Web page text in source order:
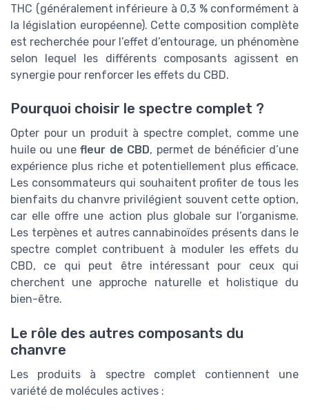
THC (généralement inférieure à 0,3 % conformément à
la législation européenne). Cette composition complète
est recherchée pour l’effet d’entourage, un phénomène
selon lequel les différents composants agissent en
synergie pour renforcer les effets du CBD.
Pourquoi choisir le spectre complet ?
Opter pour un produit à spectre complet, comme une
huile ou unefleur de CBD, permet de bénéficier d’une
expérience plus riche et potentiellement plus efficace.
Les consommateurs qui souhaitent profiter de tous les
bienfaits du chanvre privilégient souvent cette option,
car elle offre une action plus globale sur l’organisme.
Les terpènes et autres cannabinoïdes présents dans le
spectre complet contribuent à moduler les effets du
CBD, ce qui peut être intéressant pour ceux qui
cherchent une approche naturelle et holistique du
bien-être.
Le rôle des autres composants du
chanvre
Les produits à spectre complet contiennent une
variété de molécules actives :